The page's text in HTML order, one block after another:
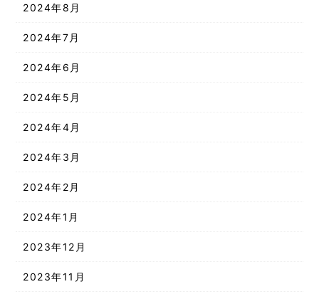
2024年8月
2024年7月
2024年6月
2024年5月
2024年4月
2024年3月
2024年2月
2024年1月
2023年12月
2023年11月